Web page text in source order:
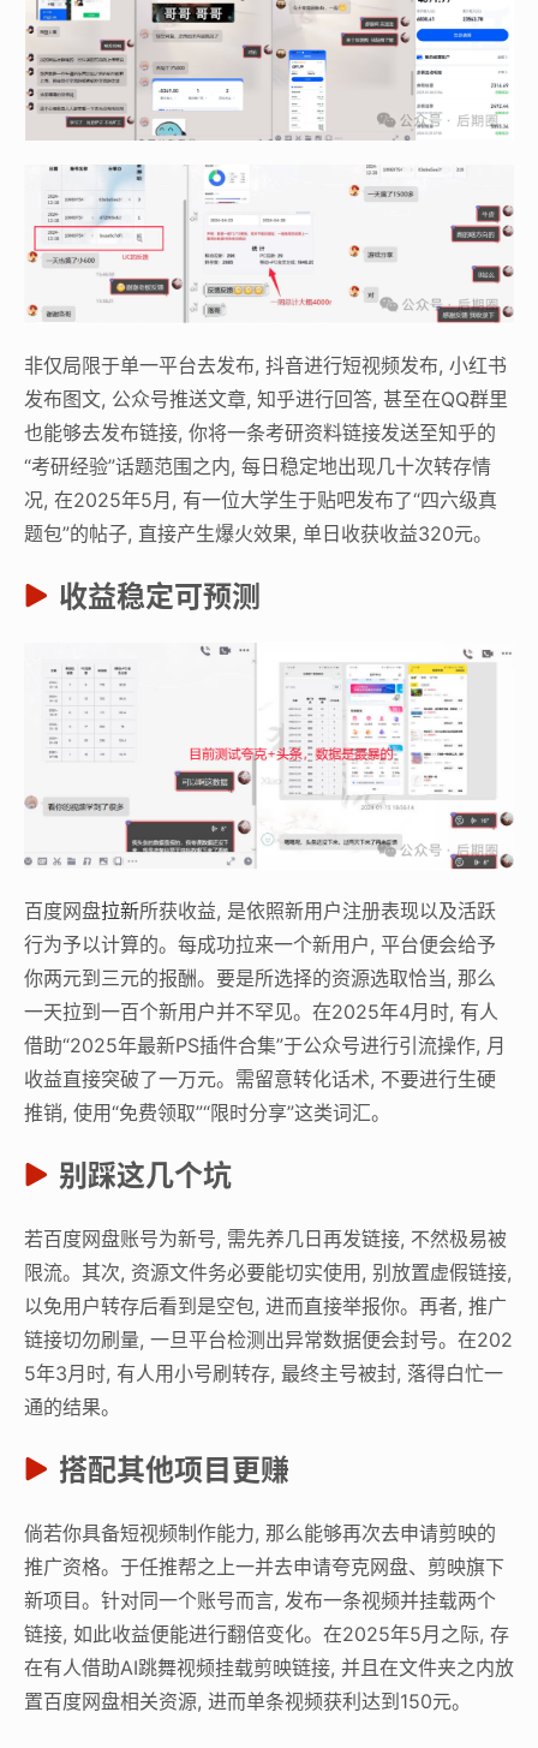
非仅局限于单一平台去发布, 抖音进行短视频发布, 小红书
发布图文, 公众号推送文章, 知乎进行回答, 甚至在QQ群里
也能够去发布链接, 你将一条考研资料链接发送至知乎的
“考研经验”话题范围之内, 每日稳定地出现几十次转存情
况, 在2025年5月, 有一位大学生于贴吧发布了“四六级真
题包”的帖子, 直接产生爆火效果, 单日收获收益320元。
收益稳定可预测
百度网盘拉新所获收益, 是依照新用户注册表现以及活跃
行为予以计算的。每成功拉来一个新用户, 平台便会给予
你两元到三元的报酬。要是所选择的资源选取恰当, 那么
一天拉到一百个新用户并不罕见。在2025年4月时, 有人
借助“2025年最新PS插件合集”于公众号进行引流操作, 月
收益直接突破了一万元。需留意转化话术, 不要进行生硬
推销, 使用“免费领取”“限时分享”这类词汇。
别踩这几个坑
若百度网盘账号为新号, 需先养几日再发链接, 不然极易被
限流。其次, 资源文件务必要能切实使用, 别放置虚假链接,
以免用户转存后看到是空包, 进而直接举报你。再者, 推广
链接切勿刷量, 一旦平台检测出异常数据便会封号。在202
5年3月时, 有人用小号刷转存, 最终主号被封, 落得白忙一
通的结果。
搭配其他项目更赚
倘若你具备短视频制作能力, 那么能够再次去申请剪映的
推广资格。于任推帮之上一并去申请夸克网盘、剪映旗下
新项目。针对同一个账号而言, 发布一条视频并挂载两个
链接, 如此收益便能进行翻倍变化。在2025年5月之际, 存
在有人借助AI跳舞视频挂载剪映链接, 并且在文件夹之内放
置百度网盘相关资源, 进而单条视频获利达到150元。